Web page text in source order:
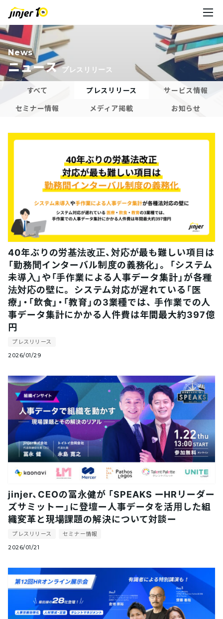
News
ニュース プレスリリース
すべて プレスリリース
サービス情報
セミナー情報
メディア掲載 お知らせ
40年ぶりの労基法改正、対応が最も難しい項目は
「勤務間インターバル制度の義務化」。 「システム
未導入」や「手作業による人事データ集計」が各種
法対応の壁に。 システム対応が遅れている「医
療」・「飲食」・「教育」の3業種では、 手作業での人
事データ集計にかかる人件費は年間最大約397億
円
プレスリリース
2026/01/29
jinjer、CEOの冨永健が 「SPEAKS ーHRリーダー
ズサミットー」に登壇ー人事データを活用した組
織変革と現場課題の解決について対談ー
プレスリリース セミナー情報
2026/01/21